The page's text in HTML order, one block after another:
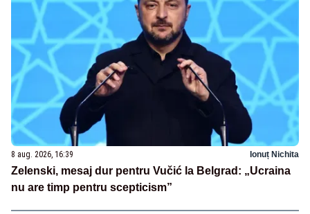
8 aug. 2026, 16:39 Ionuț Nichita
Zelenski, mesaj dur pentru Vučić la Belgrad: „Ucraina
nu are timp pentru scepticism”